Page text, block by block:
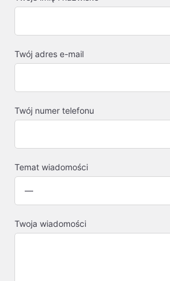
Twój adres e-mail
Twój numer telefonu
Temat wiadomości
Twoja wiadomości